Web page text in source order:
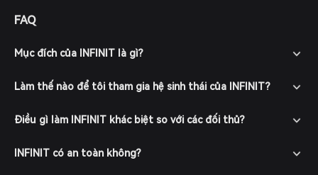
FAQ
Mục đích của INFINIT là gì?
Làm thế nào để tôi tham gia hệ sinh thái của INFINIT?
Điều gì làm INFINIT khác biệt so với các đối thủ?
INFINIT có an toàn không?